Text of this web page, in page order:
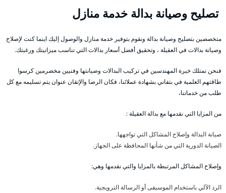
تصليح وصيانة بدالة خدمة منازل
متخصصين بتصليح وصيانة بدالة ونقوم بتوفير خدمة منازل والوصول إليك اينما كنت لإصلاح
وصيانة بدالات في العقيلة ، وتحقيق أفضل أسعار بدالات التي تناسب ميزانيتك ورغبتك.
فنحن نمتلك خيرة المهندسين في تركيب البدالات وصيانتها وفنيين مخضرمين كرسوا
طاقتهم العلمية في بتفاني بشهادة عملائنا، فكان الرضا والإتقان عنوان يتم تسليمه مع كل
طلب من خدماتنا،
من المزايا التي نقدمها مع بدالة العقيلة :
صيانة البدالة وإصلاح المشاكل التي تواجهها.
الصيانة الدورية التي من شأنها المحافظة على الجهاز.
وإصلاح المشاكل المرتبطة بالمزايا والتي نقدمها وهي:
الرد الآلي باستخدام الموسيقى أو الرسالة الترويجية.